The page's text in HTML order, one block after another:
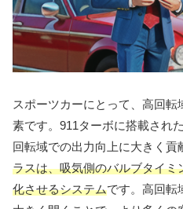
スポーツカーにとって、高回
素です。911ターボに搭載され
回転域での出力向上に大きく貢
ラスは、吸気側のバルブタイ
化させるシステムです。高回転